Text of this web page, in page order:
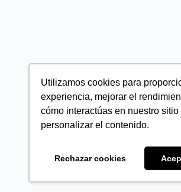
Utilizamos cookies para
experiencia, mejorar el
cómo interactúas en nuestro sitio
personalizar el contenido.
Rechazar cookies